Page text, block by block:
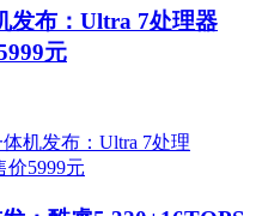
发布：Ultra 7处理器
元